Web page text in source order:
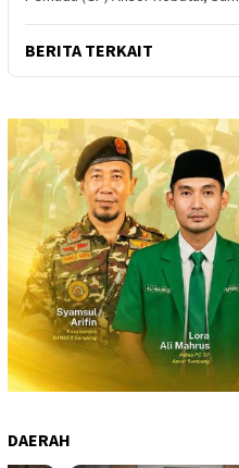
BERITA TERKAIT
DAERAH